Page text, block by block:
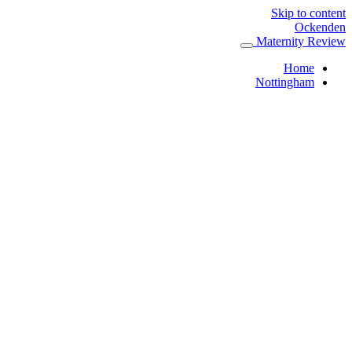
Skip to content
Ockenden
Maternity Review
Home
Nottingham